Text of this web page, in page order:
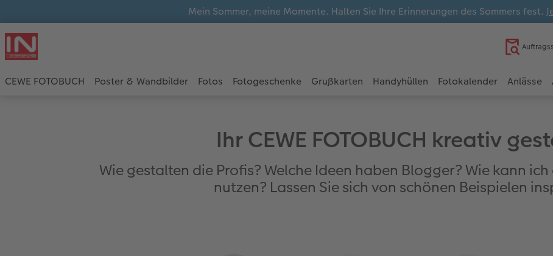
Mein Sommer, meine Momente. Halten Sie Ihre Erinnerungen des Sommers fest.
CEWE FOTOBUCH Poster & Wandbilder Fotos Fotogeschenke Grußkarten Handyhüllen Fotokalender Anlässe
Ihr CEWE FOTOBUCH kreativ
Wie gestalten die Profis? Welche Ideen haben Blogger? Wie kann
nutzen? Lassen Sie sich von schönen Beispielen